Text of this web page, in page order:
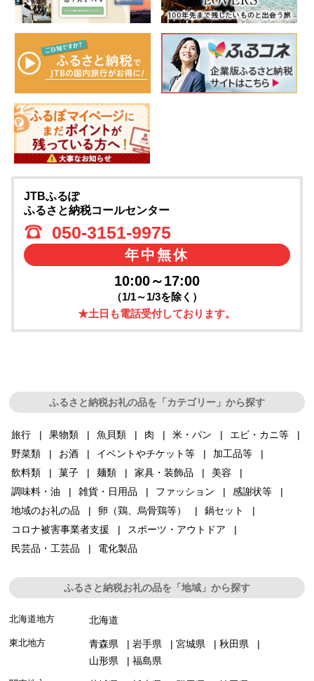
JTBふるぽ
ふるさと納税コールセンター
050-3151-9975
年中無休
10:00～17:00
（1/1～1/3を除く）
★土日も電話受付しております。
ふるさと納税お礼の品を「カテゴリー」から探す
旅行 果物類 魚貝類 肉 米・パン
エビ・カニ等
野菜類
お酒 イベントやチケット等
加工品等
飲料類
菓子 麺類 家具・装飾品
美容
調味料・油
雑貨・日用品 ファッション
感謝状等
地域のお礼の品
卵（鶏、烏骨鶏等）
鍋セット
コロナ被害事業者支援
スポーツ・アウトドア
民芸品・工芸品
電化製品
ふるさと納税お礼の品を「地域」から探す
北海道地方 北海道
東北地方 青森県 岩手県 宮城県
秋田県
山形県
福島県